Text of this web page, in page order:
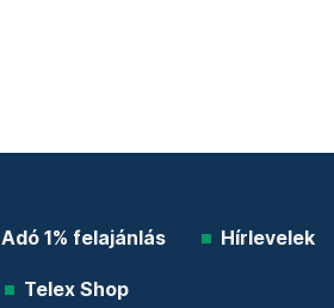
Adó 1% felajánlás Hírlevelek
Telex Shop